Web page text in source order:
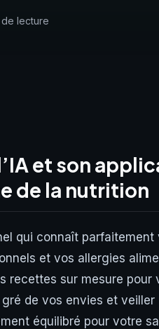
de lecture
et son
de la nutrition
qui connaît parfaitement
et vos allergies
recettes sur mesure pour
de vos envies et veiller
équilibré pour votre